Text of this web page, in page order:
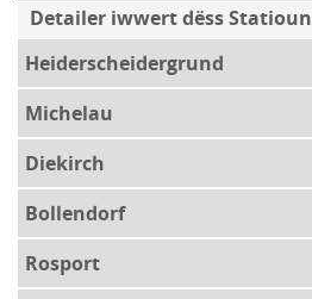
Detailer iwwert dëss Statioun
Heiderscheidergrund
Michelau
Diekirch
Bollendorf
Rosport